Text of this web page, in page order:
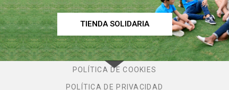
TIENDA SOLIDARIA
POLÍTICA DE COOKIES
POLÍTICA DE PRIVACIDAD